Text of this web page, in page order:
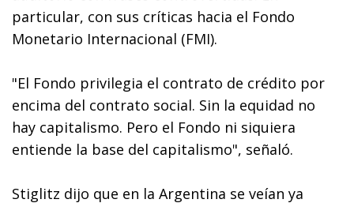
particular, con sus críticas hacia el Fondo
Monetario Internacional (FMI).
"El Fondo privilegia el contrato de crédito por
encima del contrato social. Sin la equidad no
hay capitalismo. Pero el Fondo ni siquiera
entiende la base del capitalismo", señaló.
Stiglitz dijo que en la Argentina se veían ya